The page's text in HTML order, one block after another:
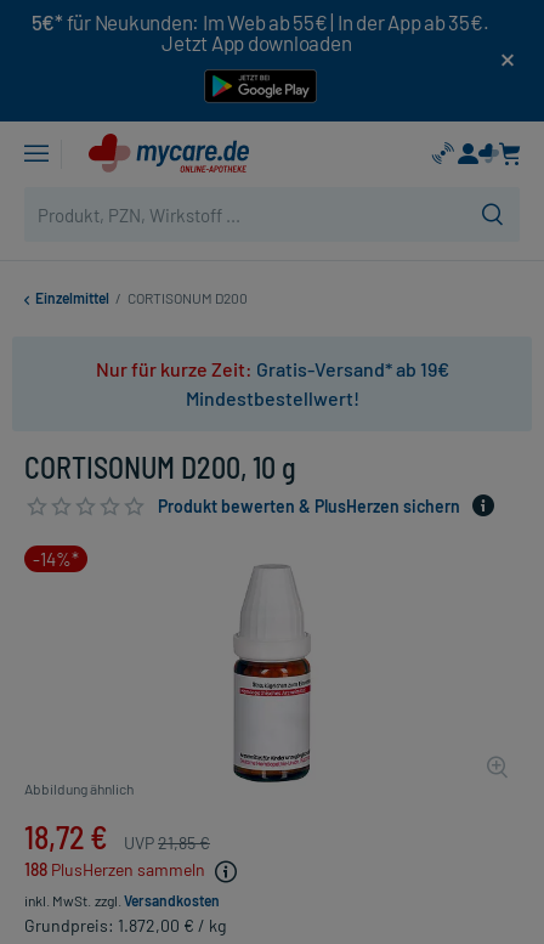
5€* für Neukunden: Im Web ab 55€ | In der App ab 35€.
Jetzt App downloaden
Einzelmittel / CORTISONUM D200
Nur für kurze Zeit: Gratis-Versand* ab 19€
Mindestbestellwert!
CORTISONUM D200, 10 g
Produkt bewerten & PlusHerzen sichern
-14%*
Abbildung ähnlich
18,72 € UVP21,85 €
188 PlusHerzen sammeln
inkl. MwSt. zzgl. Versandkosten
Grundpreis: 1.872,00 € / kg